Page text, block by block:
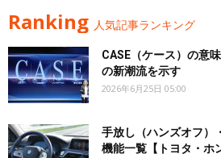
Ranking 人気記事ランキング
CASE（ケース）の意
の新潮流を示す
2026年6月25日 05:00
手放し（ハンズオフ）
機能一覧【トヨタ・ホ